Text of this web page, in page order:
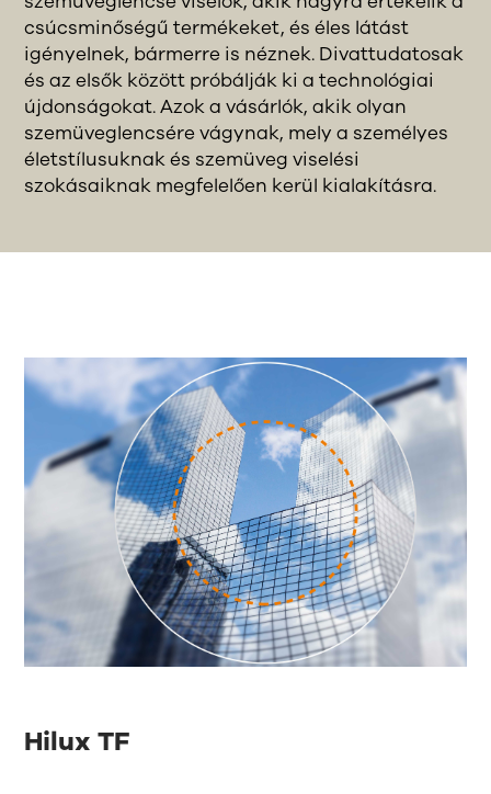
csúcsminőségű termékeket, és éles látást
igényelnek, bármerre is néznek. Divattudatosak
és az elsők között próbálják ki a technológiai
újdonságokat. Azok a vásárlók, akik olyan
szemüveglencsére vágynak, mely a személyes
életstílusuknak és szemüveg viselési
szokásaiknak megfelelően kerül kialakításra.
Hilux TF